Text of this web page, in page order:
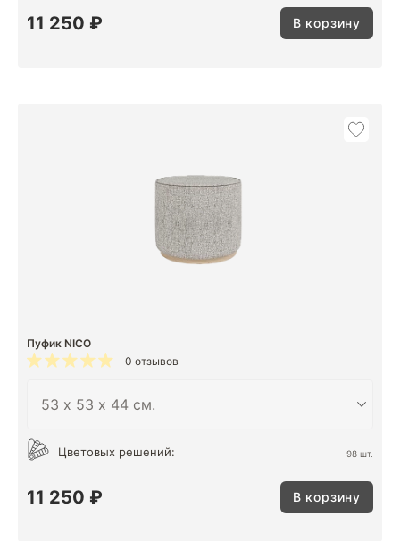
11 250 ₽ В корзину
Пуфик NICO
0 отзывов
Цветовых решений: 98 шт.
11 250 ₽ В корзину